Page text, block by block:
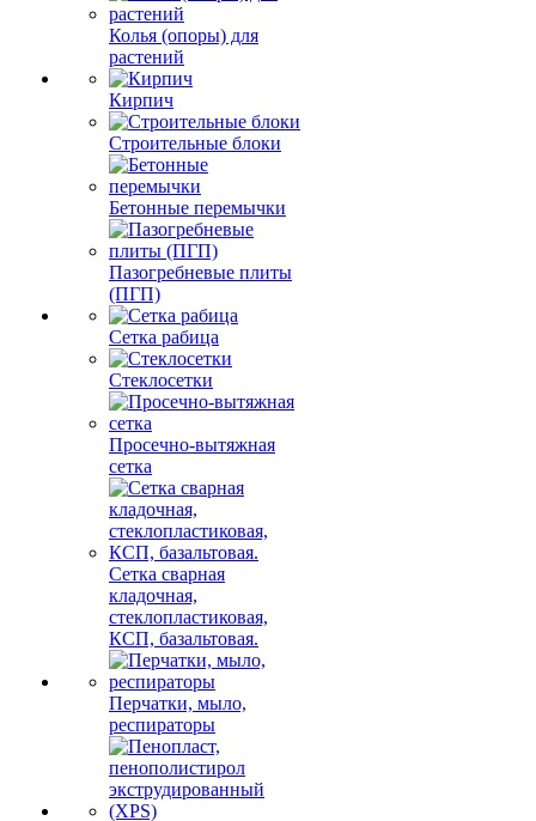
Колья (опоры) для
растений
Кирпич
Строительные блоки
Бетонные перемычки
Пазогребневые плиты
(ПГП)
Сетка рабица
Стеклосетки
Просечно-вытяжная
сетка
Сетка сварная
кладочная,
стеклопластиковая,
КСП, базальтовая.
Перчатки, мыло,
респираторы